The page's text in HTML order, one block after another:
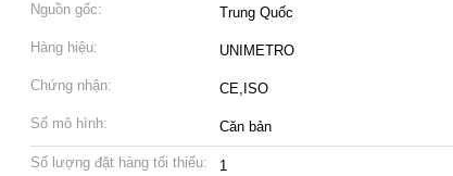
Nguồn gốc: Trung Quốc
Hàng hiệu: UNIMETRO
Chứng nhận: CE,ISO
Số mô hình: Căn bản
Số lượng đặt hàng tối thiểu: 1